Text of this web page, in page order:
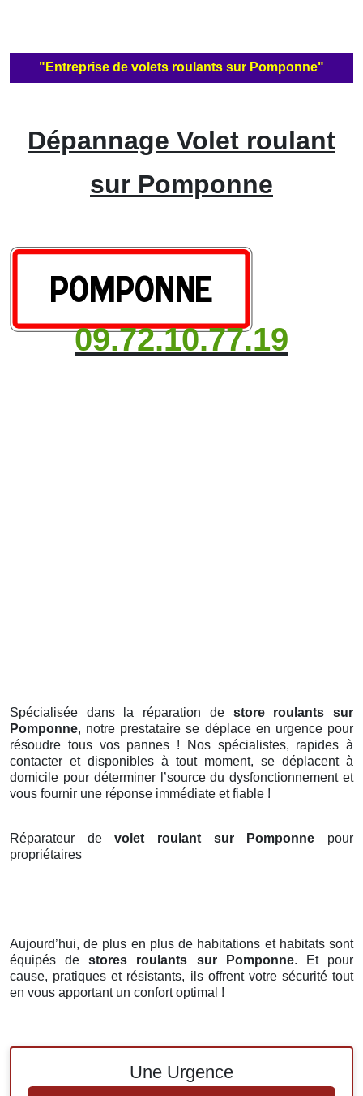
"Entreprise de volets roulants sur Pomponne"
Dépannage Volet roulant
sur Pomponne
09.72.10.77.19
Spécialisée dans la réparation de store roulants sur
Pomponne, notre prestataire se déplace en urgence pour
résoudre tous vos pannes ! Nos spécialistes, rapides à
contacter et disponibles à tout moment, se déplacent à
domicile pour déterminer l’source du dysfonctionnement et
vous fournir une réponse immédiate et fiable !
Réparateur devolet roulant sur Pomponne pour
propriétaires
Aujourd’hui, de plus en plus de habitations et habitats sont
équipés destores roulants sur Pomponne. Et pour
cause, pratiques et résistants, ils offrent votre sécurité tout
en vous apportant un confort optimal !
Une Urgence